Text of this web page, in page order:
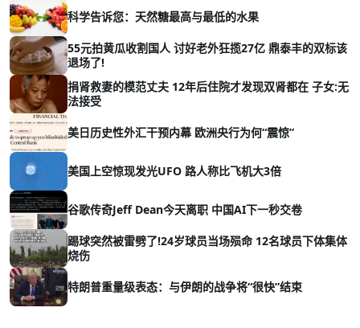
科学告诉您：天然糖最高与最低的水果
55元拍黄瓜收割国人 讨好老外狂揽27亿 鼎泰丰的双标该
退场了!
捐肾救妻的模范丈夫 12年后住院才发现双肾都在 子女:无
法接受
美日历史性外汇干预内幕 欧洲央行为何“震惊”
美国上空惊现发光UFO 路人称比飞机大3倍
谷歌传奇Jeff Dean今天离职 中国AI下一秒交卷
踢球突然被雷劈了!24岁球员当场殒命 12名球员下体集体
烧伤
特朗普重量级表态：与伊朗的战争将“很快”结束